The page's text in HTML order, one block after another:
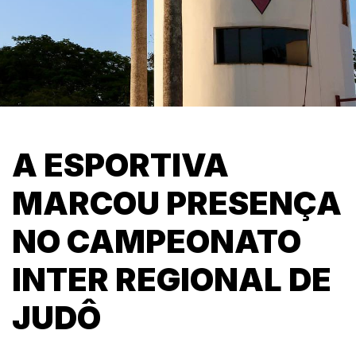
A ESPORTIVA
MARCOU PRESENÇA
NO CAMPEONATO
INTER REGIONAL DE
JUDÔ